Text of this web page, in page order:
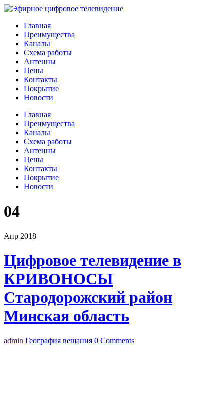
Главная
Преимущества
Каналы
Схема работы
Антенны
Цены
Контакты
Покрытие
Новости
Главная
Преимущества
Каналы
Схема работы
Антенны
Цены
Контакты
Покрытие
Новости
04
Апр 2018
Цифровое телевидение в
КРИВОНОСЫ
Стародорожский район
Минская область
admin География вещания 0 Comments